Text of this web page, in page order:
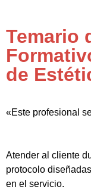
Temario
de
«Este profesional
Atender al cliente
protocolo
en el servicio.